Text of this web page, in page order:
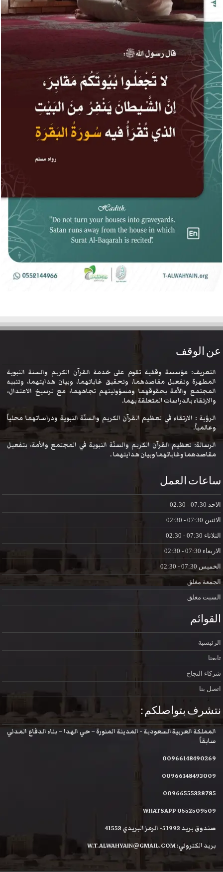
عن الوقف
التعريف: مؤسسة وقفية تقوم على خدمة القرآن الكريم والسنة النبوية
المطهرة وتفعيل مقاصدهما، وتحقيق غاياتهما، وبيان هدايتهما، وتنبيه
المجتمع والأمة بحقوقهما ومسؤوليتهم تجاههما، مع ترسيخ الاعتدال،
والارتقاء بالدراسات المتعلقة بهما.
الرؤية : الارتقاء في تعظيم القرآن الكريم والسنّة النبوية ودراساتهما محلياً
وعالمياً.
الرسالة: تعظيم القرآن الكريم والسنّة النبوية في المجتمع والأمة، بتفعيل
مقاصدهما وغاياتهما وبيان هدايتهما .
ساعات العمل
الاحد
الاثنين
الثلاثاء
الاربعاء
الخميس
الجمعة مغلق
السبت مغلق
القوائم
الرئيسية
تابعنا
شركاء النجاح
اتصل بنا
نتشرف بتواصلكم :
المملكة العربية السعودية - المدينة المنورة – حي الهدا – بناء الدفاع المدني
سابقاً
00966148490269
00966148493009
00966555338785
WHATSAPP 0552509509
صندوق بريد 51993- الرمز البريدي 41553
بريد الكتروني: W.T.ALWAHYAIN@GMAIL.COM